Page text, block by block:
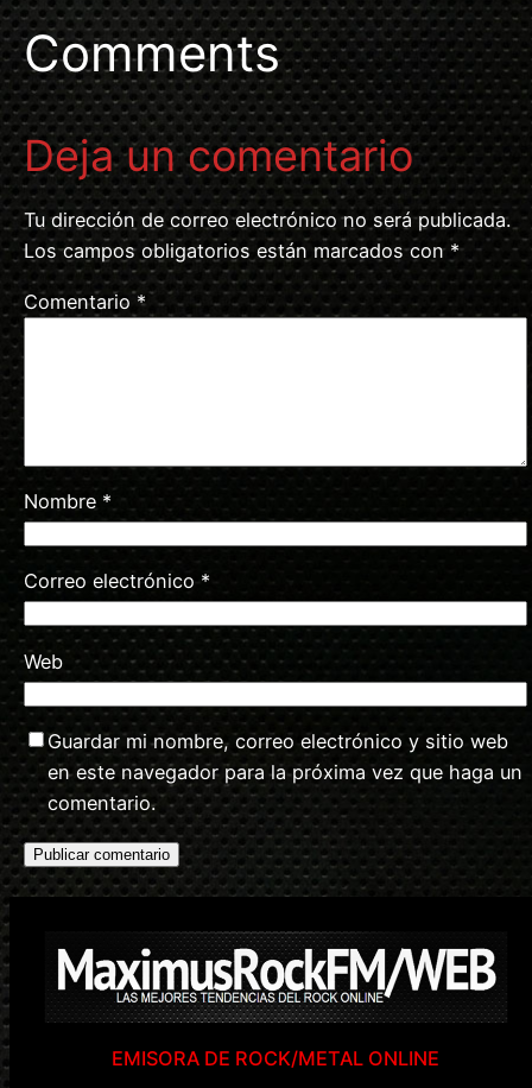
Comments
Deja un comentario
Tu dirección de correo electrónico no será publicada.
Los campos obligatorios están marcados con *
Comentario*
Nombre *
Correo electrónico *
Web
Guardar mi nombre, correo electrónico y sitio web
en este navegador para la próxima vez que haga un
comentario.
EMISORA DE ROCK/METAL ONLINE